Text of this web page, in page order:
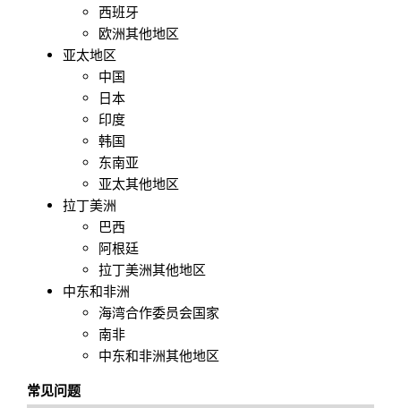
西班牙
欧洲其他地区
亚太地区
中国
日本
印度
韩国
东南亚
亚太其他地区
拉丁美洲
巴西
阿根廷
拉丁美洲其他地区
中东和非洲
海湾合作委员会国家
南非
中东和非洲其他地区
常见问题